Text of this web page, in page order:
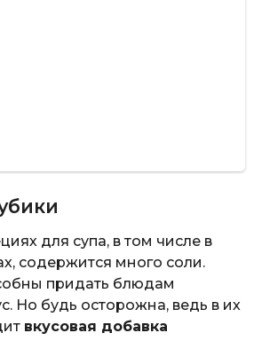
для супа, в том числе в
содержится много соли.
придать блюдам
Но будь осторожна, ведь в их
вкусовая добавка